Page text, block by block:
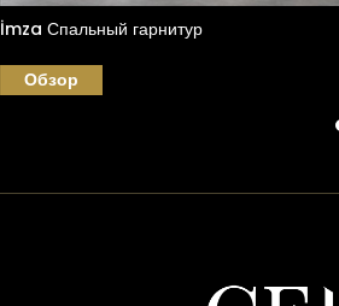
İmza Спальный гарнитур
Обзор